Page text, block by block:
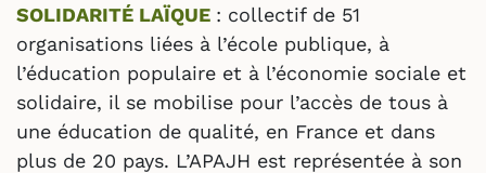
SOLIDARITÉ LAÏQUE : collectif de 51
organisations liées à l’école publique, à
l’éducation populaire et à l’économie sociale et
solidaire, il se mobilise pour l’accès de tous à
une éducation de qualité, en France et dans
plus de 20 pays. L’APAJH est représentée à son